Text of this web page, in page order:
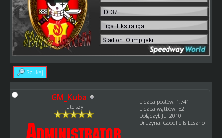
Szukaj
GM_Kuba
Tutejszy
Liczba postów: 1,741
Liczba wątków: 52
Dołączył: Jul 2010
Drużyna: GoodFells Leszno